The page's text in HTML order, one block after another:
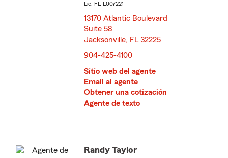
Lic: FL-L007221
13170 Atlantic Boulevard
Suite 58
Jacksonville, FL 32225
904-425-4100
Sitio web del agente
Email al agente
Obtener una cotización
Agente de texto
Randy Taylor